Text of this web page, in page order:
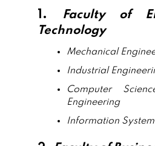
1.
Faculty of
Technology
Mechanical
Industrial
Computer
Engineering
Information